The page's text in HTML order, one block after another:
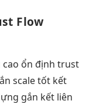
Flow
cao ổn định trust
scale tốt kết
gắn kết liên